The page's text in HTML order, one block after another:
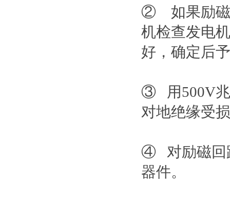
② 如果励磁
机检查发电
好，确定后
③ 用500V兆
对地绝缘受
④ 对励磁回
器件。